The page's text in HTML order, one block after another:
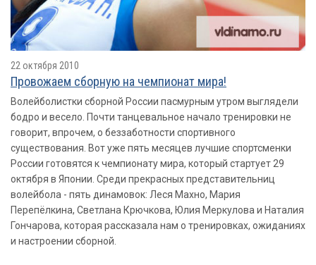
22 октября 2010
Провожаем сборную на чемпионат мира!
Волейболистки сборной России пасмурным утром выглядели
бодро и весело. Почти танцевальное начало тренировки не
говорит, впрочем, о беззаботности спортивного
существования. Вот уже пять месяцев лучшие спортсменки
России готовятся к чемпионату мира, который стартует 29
октября в Японии. Среди прекрасных представительниц
волейбола - пять динамовок: Леся Махно, Мария
Перепёлкина, Светлана Крючкова, Юлия Меркулова и Наталия
Гончарова, которая рассказала нам о тренировках, ожиданиях
и настроении сборной.